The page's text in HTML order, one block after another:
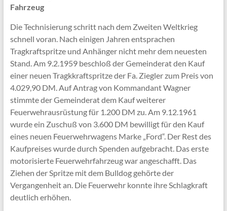
Fahrzeug
Die Technisierung schritt nach dem Zweiten Weltkrieg
schnell voran. Nach einigen Jahren entsprachen
Tragkraftspritze und Anhänger nicht mehr dem neuesten
Stand. Am 9.2.1959 beschloß der Gemeinderat den Kauf
einer neuen Tragkkraftspritze der Fa. Ziegler zum Preis von
4.029,90 DM. Auf Antrag von Kommandant Wagner
stimmte der Gemeinderat dem Kauf weiterer
Feuerwehrausrüstung für 1.200 DM zu. Am 9.12.1961
wurde ein Zuschuß von 3.600 DM bewilligt für den Kauf
eines neuen Feuerwehrwagens Marke „Ford“. Der Rest des
Kaufpreises wurde durch Spenden aufgebracht. Das erste
motorisierte Feuerwehrfahrzeug war angeschafft. Das
Ziehen der Spritze mit dem Bulldog gehörte der
Vergangenheit an. Die Feuerwehr konnte ihre Schlagkraft
deutlich erhöhen.